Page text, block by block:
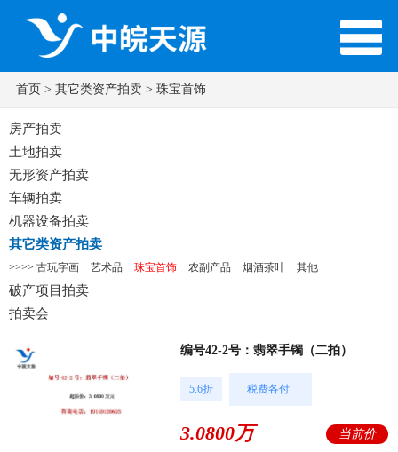
首页 > 其它类资产拍卖> 珠宝首饰
房产拍卖
土地拍卖
无形资产拍卖
车辆拍卖
机器设备拍卖
其它类资产拍卖
>>>> 古玩字画 艺术品 珠宝首饰 农副产品 烟酒茶叶 其他
破产项目拍卖
拍卖会
编号42-2号：翡翠手镯（二拍）
5.6折 税费各付
3.0800万 当前价